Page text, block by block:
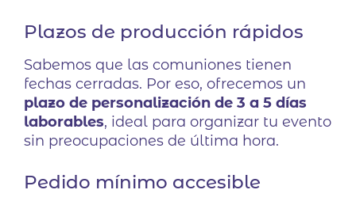
Plazos de producción rápidos
Sabemos que las comuniones tienen
fechas cerradas. Por eso, ofrecemos un
plazo de personalización de 3 a 5 días
laborables, ideal para organizar tu evento
sin preocupaciones de última hora.
Pedido mínimo accesible